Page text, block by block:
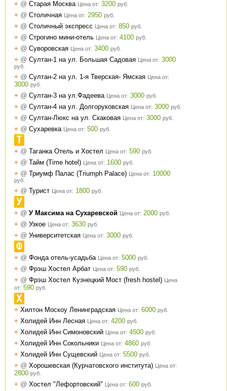
+ @ Старая Москва Цена от: 3200 руб.
+ @ Столичная Цена от: 2950 руб.
+ @ Столичный экспресс Цена от: 850 руб.
+ @ Строгино мини-отель Цена от: 4100 руб.
+ @ Суворовская Цена от: 3400 руб.
+ @ Султан-1 на ул. Большая Садовая Цена от: 3000
руб.
+ @ Султан-2 на ул. 1-я Тверская- Ямская Цена от:
3000 руб.
+ @ Султан-3 на ул.Фадеева Цена от: 3000 руб.
+ @ Султан-4 на ул. Долгоруковская Цена от: 3000 руб.
+ @ Султан-Люкс на ул. Скаковая Цена от: 3000 руб.
+ @ Сухаревка Цена от: 500 руб.
Т
+ @ Таганка Отель и Хостел Цена от: 590 руб.
+ @ Тайм (Time hotel) Цена от: 1600 руб.
+ @ Триумф Палас (Triumph Palace) Цена от: 10000
руб.
+ @ Турист Цена от: 1800 руб.
У
+ @ У Максима на Сухаревской Цена от: 2000 руб.
+ @ Узкое Цена от: 3630 руб.
+ @ Университетская Цена от: 3000 руб.
Ф
+ @ Фонда отель-усадьба Цена от: 5000 руб.
+ @ Фрэш Хостел Арбат Цена от: 590 руб.
+ @ Фрэш Хостел Кузнецкий Мост (fresh hostel)
Цена
от: 590 руб.
Х
+ Хилтон Москоу Ленинградская Цена от: 6000 руб.
+ Холидей Инн Лесная Цена от: 4200 руб.
+ Холидей Инн Симоновский Цена от: 4500 руб.
+ Холидей Инн Сокольники Цена от: 4860 руб.
+ Холидей Инн Сущевский Цена от: 5500 руб.
+ @ Хорошевская (Курчатовского института) Цена от:
2800 руб.
+ @ Хостел "Лефортовский" Цена от: 600 руб.